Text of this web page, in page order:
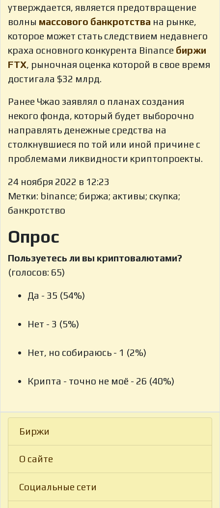
утверждается, является предотвращение
волны массового банкротства на рынке,
которое может стать следствием недавнего
краха основного конкурента Binance биржи
FTX, рыночная оценка которой в свое время
достигала $32 млрд.
Ранее Чжао заявлял о планах создания
некого фонда, который будет выборочно
направлять денежные средства на
столкнувшиеся по той или иной причине с
проблемами ликвидности криптопроекты.
24 ноября 2022 в 12:23
Метки: binance; биржа; активы; скупка;
банкротство
Опрос
Пользуетесь ли вы криптовалютами?
(голосов: 65)
Да - 35 (54%)
Нет - 3 (5%)
Нет, но собираюсь - 1 (2%)
Крипта - точно не моё - 26 (40%)
Биржи
О сайте
Социальные сети